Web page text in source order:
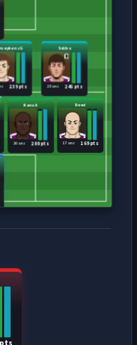
Kana A
200 pts
20 ans
Dowi
169 pts
17 ans
G
239 pts
Saliba
245 pts
25 ans